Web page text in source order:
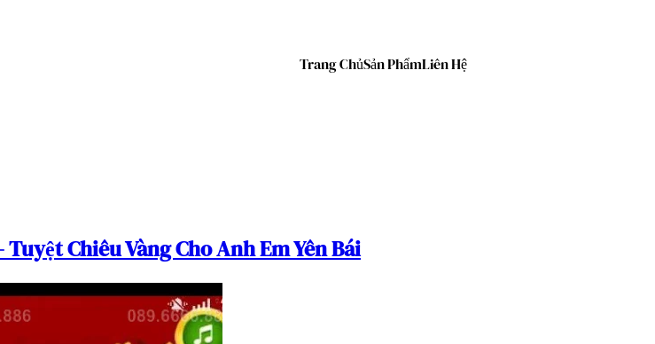
Trang ChủSản PhẩmLiên Hệ
Chiêu Vàng Cho Anh Em Yên Bái